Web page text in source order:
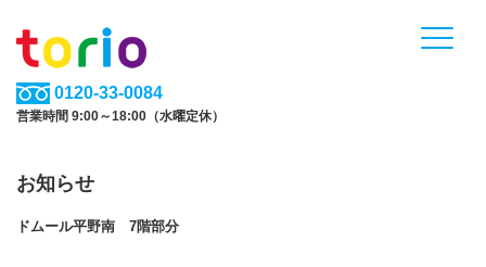
0120-33-0084
営業時間 9:00～18:00（水曜定休）
お知らせ
ドムール平野南 7階部分